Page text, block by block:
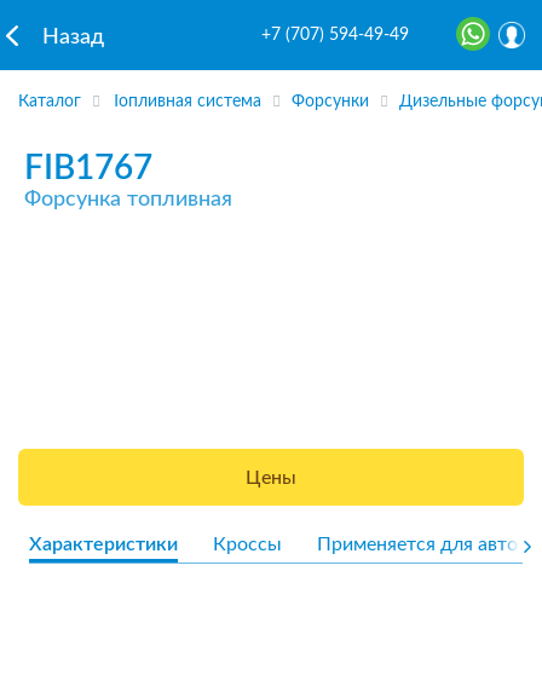
Назад +7 (707) 594-49-49
Каталог Топливная система Форсунки Дизельные
FIB1767
Форсунка топливная
Цены
Характеристики Кроссы Применяется для авто